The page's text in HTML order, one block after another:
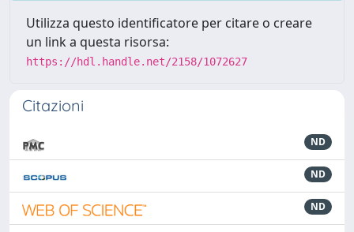
Utilizza questo identificatore per citare o creare
un link a questa risorsa:
https://hdl.handle.net/2158/1072627
Citazioni
ND
ND
ND